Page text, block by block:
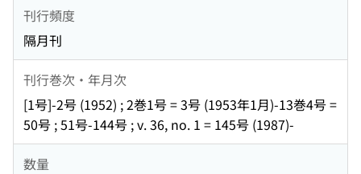
刊行頻度
隔月刊
刊行巻次・年月次
[1号]-2号 (1952) ; 2巻1号 = 3号 (1953年1月)-13巻4号 =
50号 ; 51号-144号 ; v. 36, no. 1 = 145号 (1987)-
数量